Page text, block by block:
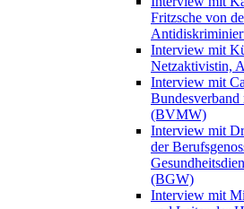
Fritzsche von
Interview mit
Netzaktivistin,
Interview mit
Bundesverband
(BVMW)
Interview mit
der
(BGW)
Interview mit